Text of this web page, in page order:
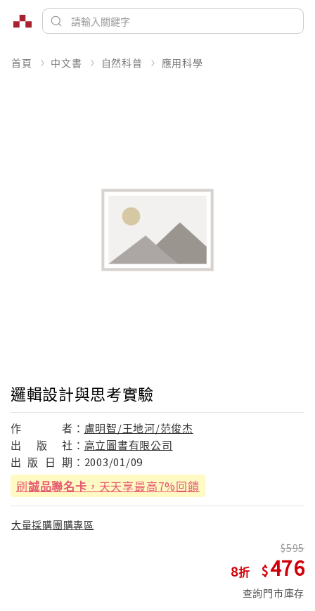
首頁 中文書 自然科普 應用科學
邏輯設計與思考實驗
作 者： 盧明智/王地河/范俊杰
出
版 社： 高立圖書有限公司
出 版 日 期： 2003/01/09
刷誠品聯名卡 ，天天享最高7%回饋
大量採購團購專區
8
595
476
查詢門市庫存